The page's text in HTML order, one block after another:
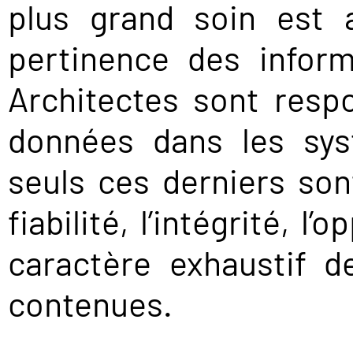
plus grand soin est
pertinence des
Architectes sont
données dans les
seuls ces derniers
fiabilité, l’intégrité,
caractère exhaustif
contenues.